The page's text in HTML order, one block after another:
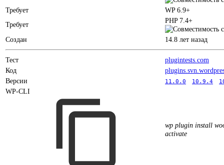
Требует
WP 6.9+
Требует
PHP 7.4+
Создан 14.8 лет назад
Тест
plugintests.com
Код
Версии
11.0.0 10.9.4
WP-CLI
wp plugin install
activate